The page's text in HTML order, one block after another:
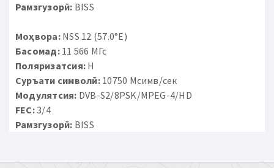
Рамзгузорӣ: BISS
Моҳвора:NSS 12 (57.0°E)
Басомад:11 566 МГс
Поляризатсия: H
Суръати символӣ:10750 Мсимв/сек
Модулятсия: DVB-S2/8PSK/MPEG-4/HD
FEC:3/4
Рамзгузорӣ: BISS